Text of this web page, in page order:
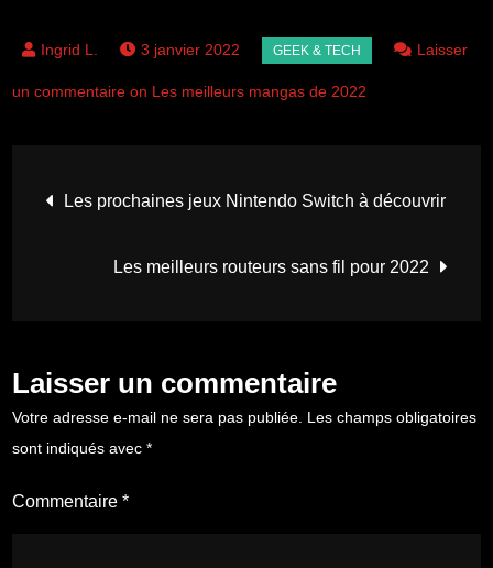
3 janvier 2022 Laisser
un commentaire on Les meilleurs mangas de 2022
Navigation
Les prochaines jeux Nintendo Switch à découvrir
Les meilleurs routeurs sans fil pour 2022
Laisser un commentaire
Votre adresse e-mail ne sera pas publiée. Les champs obligatoires
sont indiqués avec*
Commentaire*